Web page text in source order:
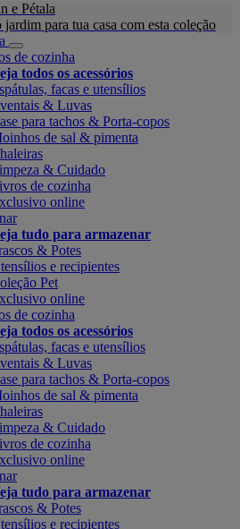
e Pétala
jardim para tua casa com esta coleção
de cozinha
todos os acessórios
facas e utensílios
& Luvas
para tachos & Porta-copos
de sal & pimenta
& Cuidado
de cozinha
online
tudo para armazenar
& Potes
e recipientes
Pet
online
de cozinha
todos os acessórios
facas e utensílios
& Luvas
para tachos & Porta-copos
de sal & pimenta
& Cuidado
de cozinha
online
tudo para armazenar
& Potes
e recipientes